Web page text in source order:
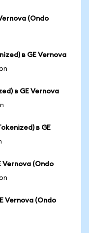
(Ondo
в GE Vernova
в GE Vernova
в GE
Vernova (Ondo
Vernova (Ondo